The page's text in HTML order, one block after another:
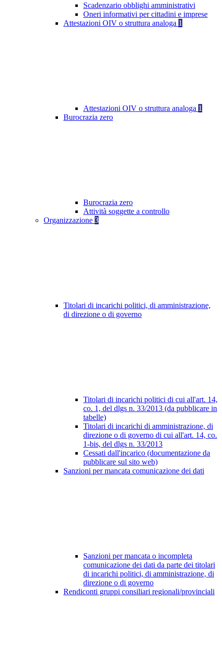
Scadenzario obblighi amministrativi
Oneri informativi per cittadini e imprese
Attestazioni OIV o struttura analoga 1
Attestazioni OIV o struttura analoga 1
Burocrazia zero
Burocrazia zero
Attività soggette a controllo
Organizzazione 3
Titolari di incarichi politici, di amministrazione,
di direzione o di governo
Titolari di incarichi politici di cui all'art. 14,
co. 1, del dlgs n. 33/2013 (da pubblicare in
tabelle)
Titolari di incarichi di amministrazione, di
direzione o di governo di cui all'art. 14, co.
1-bis, del dlgs n. 33/2013
Cessati dall'incarico (documentazione da
pubblicare sul sito web)
Sanzioni per mancata comunicazione dei dati
Sanzioni per mancata o incompleta
comunicazione dei dati da parte dei titolari
di incarichi politici, di amministrazione, di
direzione o di governo
Rendiconti gruppi consiliari regionali/provinciali